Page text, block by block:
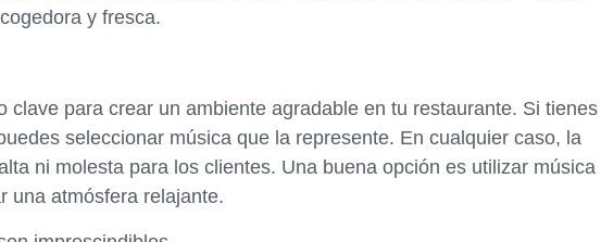
y fresca.
clave para crear un ambiente agradable en tu restaurante. Si tienes
seleccionar música que la represente. En cualquier caso, la
ni molesta para los clientes. Una buena opción es utilizar música
una atmósfera relajante.